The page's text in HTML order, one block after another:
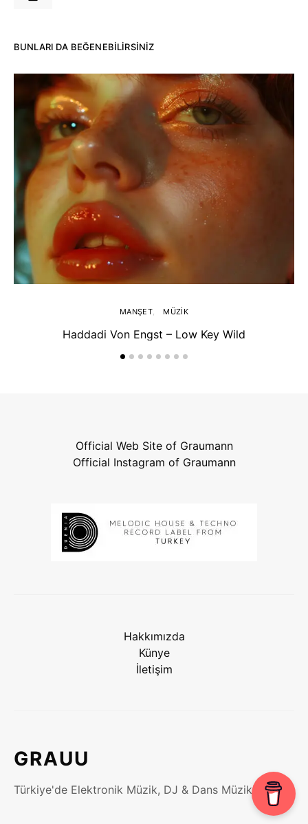
BUNLARI DA BEĞENEBILIRSINIZ
MANŞET MÜZIK
Haddadi Von Engst – Low Key Wild
Official Web Site of Graumann
Official Instagram of Graumann
Hakkımızda
Künye
İletişim
GRAUU
Türkiye'de Elektronik Müzik, DJ & Dans Müzikleri